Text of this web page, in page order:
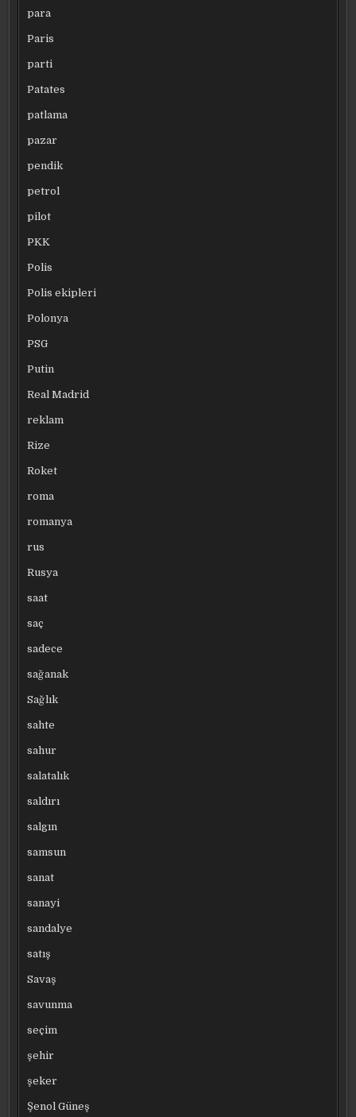
para
Paris
parti
Patates
patlama
pazar
pendik
petrol
pilot
PKK
Polis
Polis ekipleri
Polonya
PSG
Putin
Real Madrid
reklam
Rize
Roket
roma
romanya
rus
Rusya
saat
saç
sadece
sağanak
Sağlık
sahte
sahur
salatalık
saldırı
salgın
samsun
sanat
sanayi
sandalye
satış
Savaş
savunma
seçim
şehir
şeker
Şenol Güneş